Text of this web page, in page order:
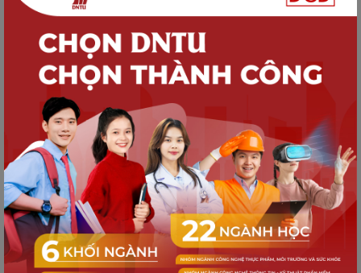
Trường Đại học Công nghệ
Đồng Nai
Liên hệ:
Email: info@dntu.edu.vn
SĐT: 0904 39 7733
Mạng Xã Hội: